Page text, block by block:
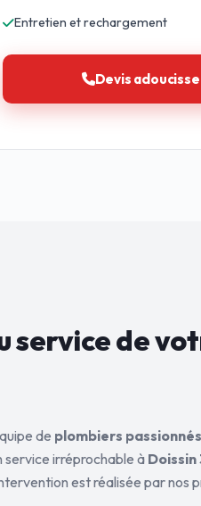
Entretien et rechargement
Devis
service de
de plombiers passionnés
service irréprochable à
est réalisée par nos